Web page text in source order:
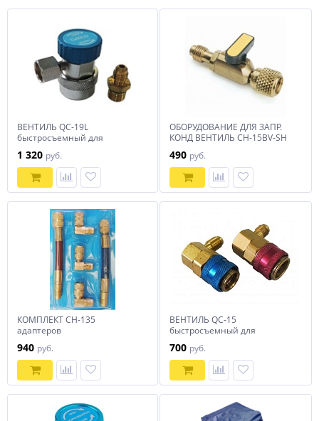
ВЕНТИЛЬ QC-19L
быстросъемный для
углом 90, резьба 1/4 SAE
наружн.) низкого давления
1 320 руб.
ОБОРУДОВАНИЕ ДЛЯ ЗАПР.
КОНД ВЕНТИЛЬ CH-15BV-SH
папа
490 руб.
КОМПЛЕКТ CH-135
адаптеров
940 руб.
ВЕНТИЛЬ QC-15
быстросъемный для
углом 90, резьба 1/4 SAE
наружн. в компл. 2 шт)
700 руб.